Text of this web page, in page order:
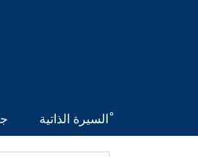
ْالسيرة الذاتية